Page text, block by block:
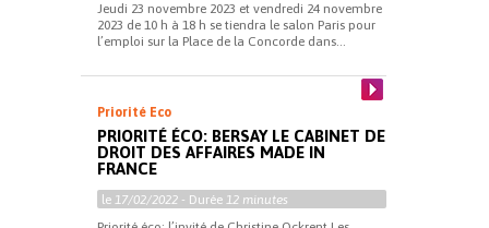
Jeudi 23 novembre 2023 et vendredi 24 novembre
2023 de 10 h à 18 h se tiendra le salon Paris pour
l’emploi sur la Place de la Concorde dans...
Priorité Eco
PRIORITÉ ÉCO: BERSAY LE CABINET DE
DROIT DES AFFAIRES MADE IN
FRANCE
le 17/02/2022 - Durée 12 minutes